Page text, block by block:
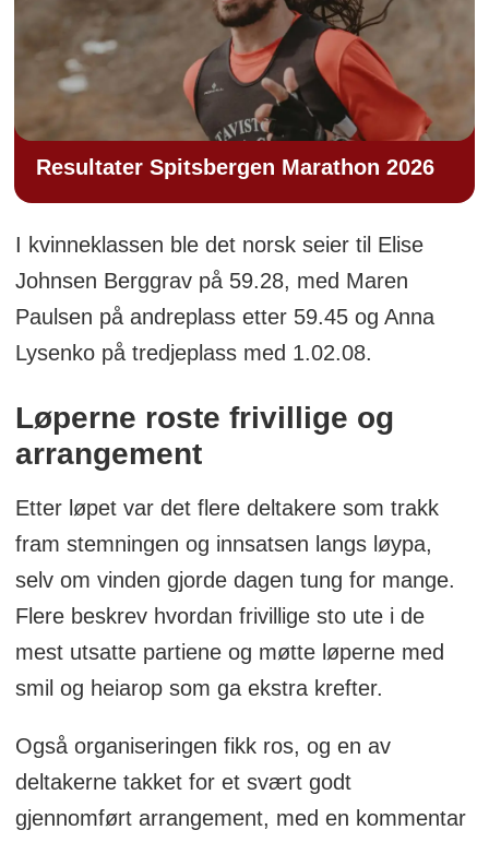
Resultater Spitsbergen Marathon 2026
I kvinneklassen ble det norsk seier til Elise
Johnsen Berggrav på 59.28, med Maren
Paulsen på andreplass etter 59.45 og Anna
Lysenko på tredjeplass med 1.02.08.
Løperne roste frivillige og
arrangement
Etter løpet var det flere deltakere som trakk
fram stemningen og innsatsen langs løypa,
selv om vinden gjorde dagen tung for mange.
Flere beskrev hvordan frivillige sto ute i de
mest utsatte partiene og møtte løperne med
smil og heiarop som ga ekstra krefter.
Også organiseringen fikk ros, og en av
deltakerne takket for et svært godt
gjennomført arrangement, med en kommentar